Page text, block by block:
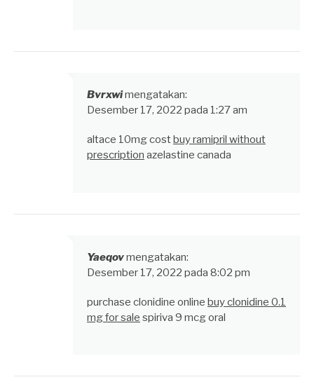
Bvrxwimengatakan:
Desember 17, 2022 pada 1:27 am
altace 10mg cost buy ramipril without
prescription azelastine canada
Yaeqovmengatakan:
Desember 17, 2022 pada 8:02 pm
purchase clonidine online buy clonidine 0.1
mg for sale spiriva 9 mcg oral